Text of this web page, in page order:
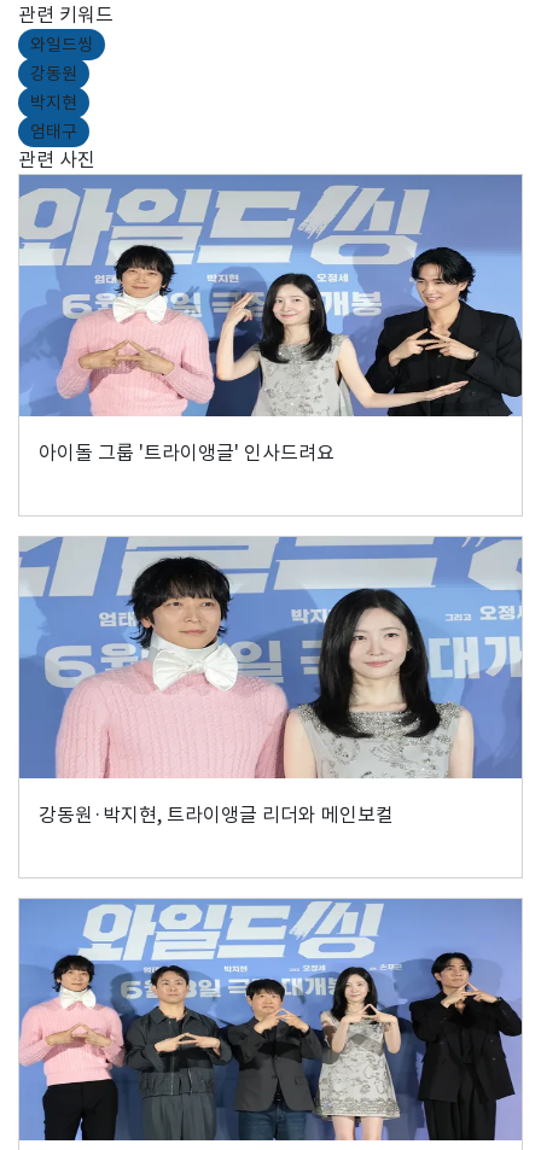
관련 키워드
와일드씽
강동원
박지현
엄태구
관련 사진
아이돌 그룹 '트라이앵글' 인사드려요
강동원·박지현, 트라이앵글 리더와 메인보컬